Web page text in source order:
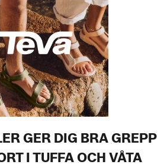
GER DIG BRA GREPP
I TUFFA OCH VÅTA